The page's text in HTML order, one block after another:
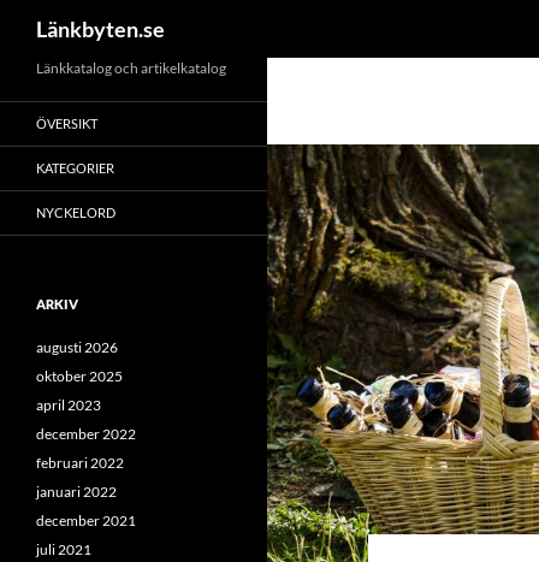
Hoppa
till
innehåll
Länkbyten.se
Länkkatalog och artikelkatalog
ÖVERSIKT
KATEGORIER
NYCKELORD
ARKIV
augusti 2026
oktober 2025
april 2023
december 2022
februari 2022
januari 2022
december 2021
juli 2021